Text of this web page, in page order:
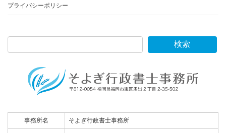
プライバシーポリシー
検索
事務所名 そよぎ行政書士事務所